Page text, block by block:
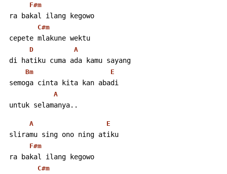
F#m
ra bakal ilang kegowo
C#m
cepete mlakune wektu
D A
di hatiku cuma ada kamu sayang
Bm E
semoga cinta kita kan abadi
A
untuk selamanya..
A E
sliramu sing ono ning atiku
F#m
ra bakal ilang kegowo
C#m